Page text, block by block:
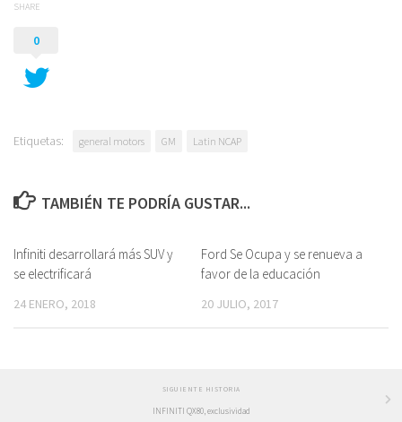
SHARE
0
Etiquetas: general motors GM Latin NCAP
TAMBIÉN TE PODRÍA GUSTAR...
Infiniti desarrollará más SUV y
se electrificará
24 ENERO, 2018
Ford Se Ocupa y se renueva a
favor de la educación
20 JULIO, 2017
SIGUIENTE HISTORIA
INFINITI QX80, exclusividad